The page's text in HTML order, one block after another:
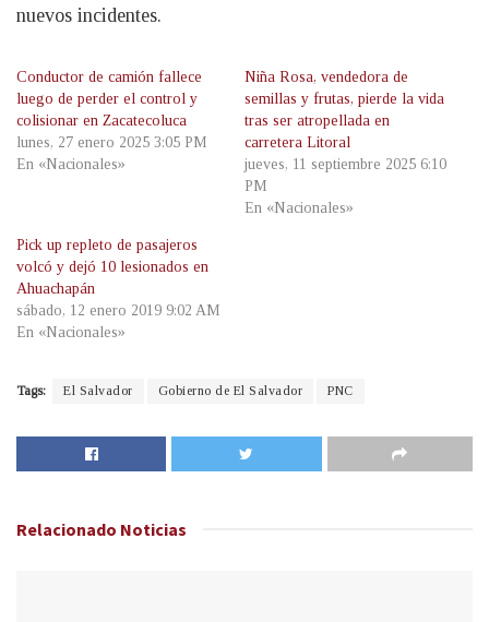
nuevos incidentes.
Conductor de camión fallece
luego de perder el control y
colisionar en Zacatecoluca
lunes, 27 enero 2025 3:05 PM
En «Nacionales»
Niña Rosa, vendedora de
semillas y frutas, pierde la vida
tras ser atropellada en
carretera Litoral
jueves, 11 septiembre 2025 6:10
PM
En «Nacionales»
Pick up repleto de pasajeros
volcó y dejó 10 lesionados en
Ahuachapán
sábado, 12 enero 2019 9:02 AM
En «Nacionales»
Tags: El Salvador Gobierno de El Salvador PNC
Relacionado Noticias